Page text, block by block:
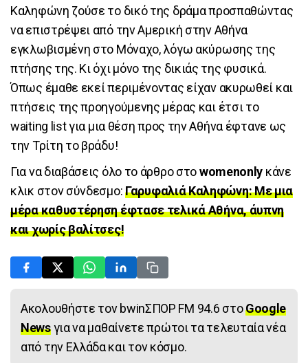
Καληφώνη ζούσε το δικό της δράμα προσπαθώντας
να επιστρέψει από την Αμερική στην Αθήνα
εγκλωβισμένη στο Μόναχο, λόγω ακύρωσης της
πτήσης της. Κι όχι μόνο της δικιάς της φυσικά.
Όπως έμαθε εκεί περιμένοντας είχαν ακυρωθεί και
πτήσεις της προηγούμενης μέρας και έτσι το
waiting list για μια θέση προς την Αθήνα έφτανε ως
την Τρίτη το βράδυ!
Για να διαβάσεις όλο το άρθρο στοwomenonly κάνε
κλικ στον σύνδεσμο:Γαρυφαλιά Καληφώνη: Με μια
μέρα καθυστέρηση έφτασε τελικά Αθήνα, άυπνη
και χωρίς βαλίτσες!
Ακολουθήστε τον bwinΣΠΟΡ FM 94.6 στοGoogle
Newsγια να μαθαίνετε πρώτοι τα τελευταία νέα
από την Ελλάδα και τον κόσμο.